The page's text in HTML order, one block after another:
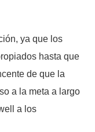
ya que los
hasta que
de que la
a la meta a largo
a los